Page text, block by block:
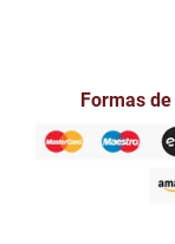
Formas